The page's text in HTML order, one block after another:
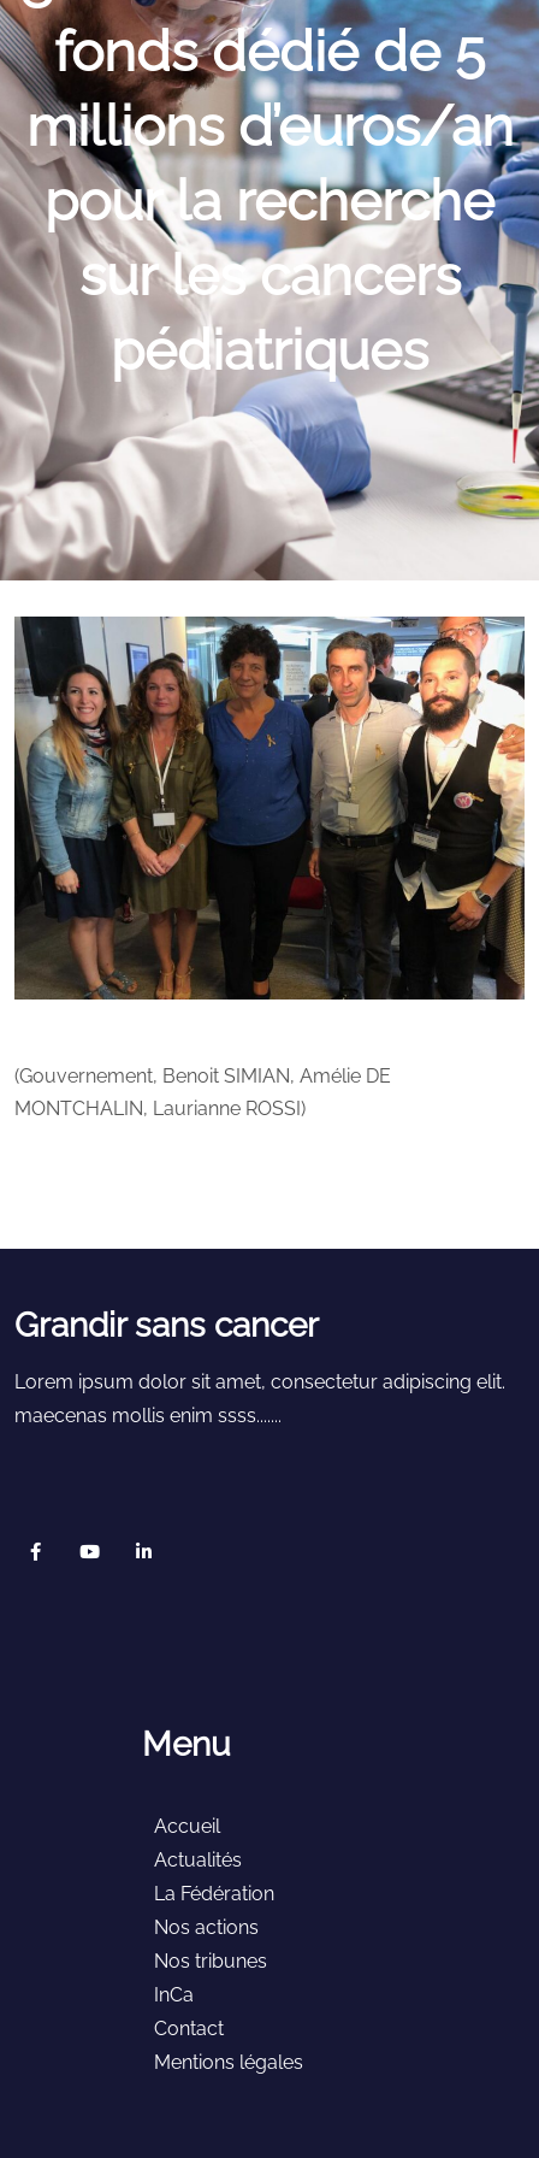
fonds dédié de 5
millions d’euros/an
pour la recherche
sur les cancers
pédiatriques
(Gouvernement, Benoit SIMIAN, Amélie DE
MONTCHALIN, Laurianne ROSSI)
Grandir sans cancer
Lorem ipsum dolor sit amet, consectetur adipiscing elit.
maecenas mollis enim ssss.......
Menu
Accueil
Actualités
La Fédération
Nos actions
Nos tribunes
InCa
Contact
Mentions légales